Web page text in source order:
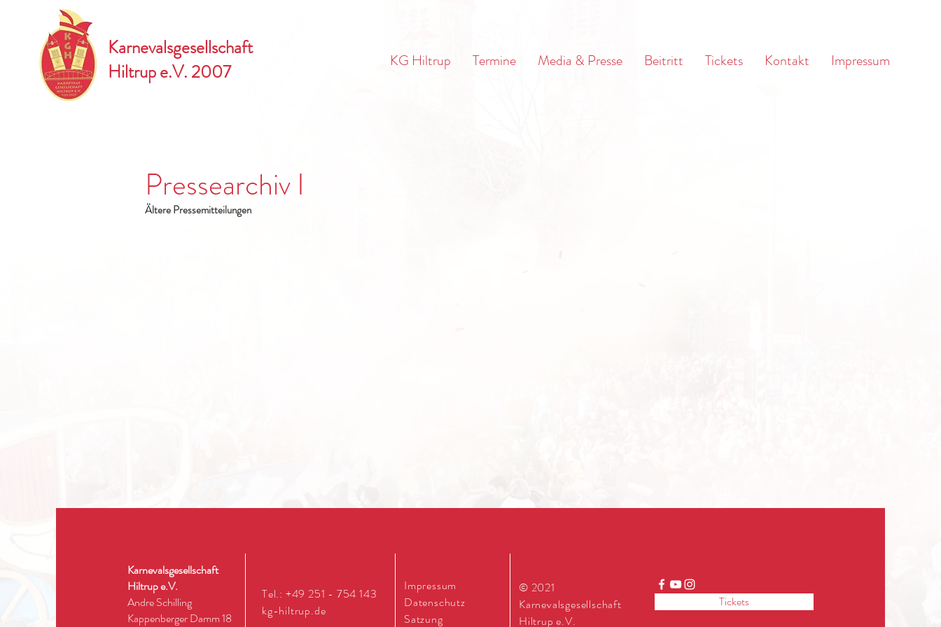
Karnevalsgesellschaft
Hiltrup e.V. 2007
KG Hiltrup Termine Media & Presse Beitritt Tickets Kontakt Impressum
Pressearchiv I
Ältere Pressemitteilungen
Karnevalsgesellschaft
Hiltrup e.V.
Andre Schilling
Kappenberger Damm 18
Tel.: +49 251 - 754 143
kg-hiltrup.de
Impressum
Datenschutz
Satzung
© 2021
Karnevalsgesellschaft
Hiltrup e.V.
Tickets